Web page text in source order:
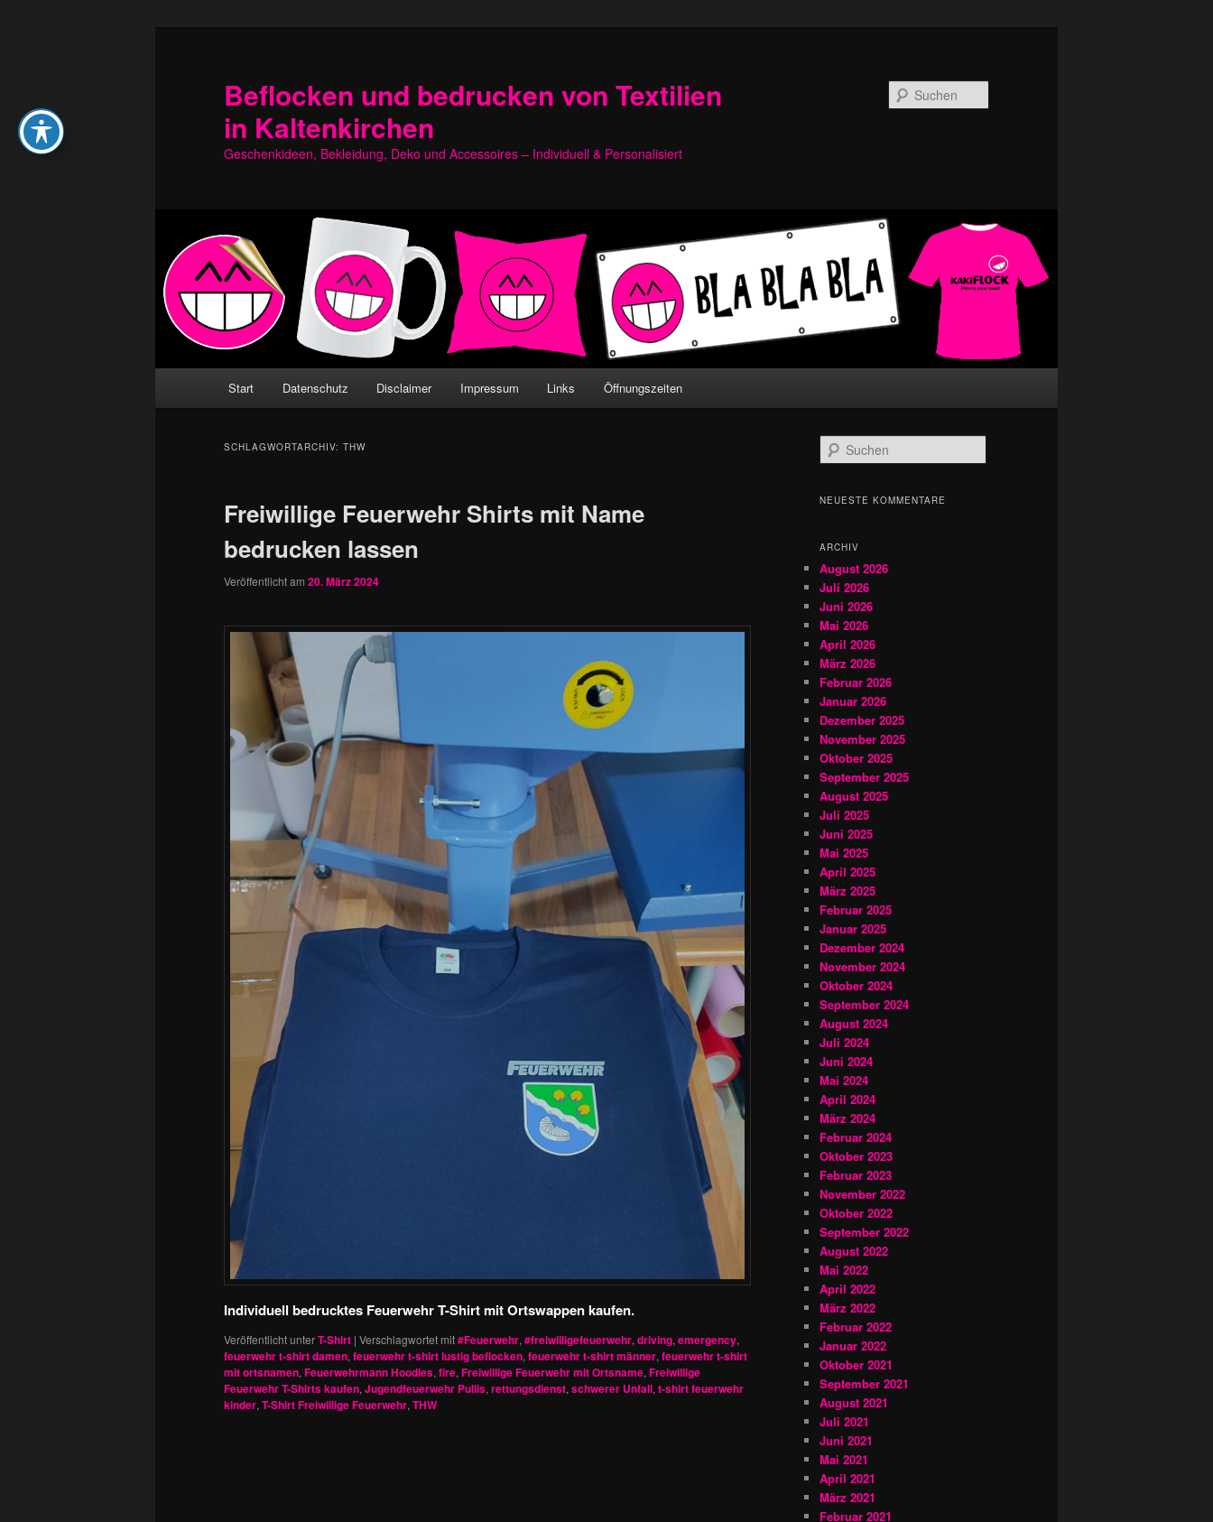
Beflocken und bedrucken von Textilien
in Kaltenkirchen
Geschenkideen, Bekleidung, Deko und Accessoires – Individuell & Personalisiert
Start Datenschutz Disclaimer Impressum Links Öffnungszeiten
SCHLAGWORTARCHIV: THW
Freiwillige Feuerwehr Shirts mit Name
bedrucken lassen
Veröffentlicht am 20. März 2024
Individuell bedrucktes Feuerwehr T-Shirt mit Ortswappen kaufen.
Veröffentlicht unterT-Shirt | Verschlagwortet mit#Feuerwehr, #freiwilligefeuerwehr, driving, emergency,
feuerwehr t-shirt damen, feuerwehr t-shirt lustig beflocken, feuerwehr t-shirt männer, feuerwehr t-shirt
mit ortsnamen, Feuerwehrmann Hoodies, fire, Freiwillige Feuerwehr mit Ortsname, Freiwillige
Feuerwehr T-Shirts kaufen, Jugendfeuerwehr Pullis, rettungsdienst, schwerer Unfall, t-shirt feuerwehr
kinder, T-Shirt Freiwillige Feuerwehr, THW
u
h
NEUESTE KOMMENTARE
ARCHIV
August 2026
Juli 2026
Juni 2026
Mai 2026
April 2026
März 2026
Februar 2026
Januar 2026
Dezember 2025
November 2025
Oktober 2025
September 2025
August 2025
Juli 2025
Juni 2025
Mai 2025
April 2025
März 2025
Februar 2025
Januar 2025
Dezember 2024
November 2024
Oktober 2024
September 2024
August 2024
Juli 2024
Juni 2024
Mai 2024
April 2024
März 2024
Februar 2024
Oktober 2023
Februar 2023
November 2022
Oktober 2022
September 2022
August 2022
Mai 2022
April 2022
März 2022
Februar 2022
Januar 2022
Oktober 2021
September 2021
August 2021
Juli 2021
Juni 2021
Mai 2021
April 2021
März 2021
Februar 2021